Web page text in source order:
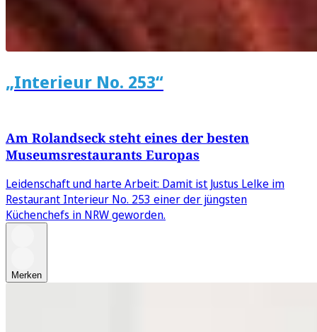
„Interieur No. 253“
Am Rolandseck steht eines der besten
Museumsrestaurants Europas
Leidenschaft und harte Arbeit: Damit ist Justus Lelke im
Restaurant Interieur No. 253 einer der jüngsten
Küchenchefs in NRW geworden.
Merken